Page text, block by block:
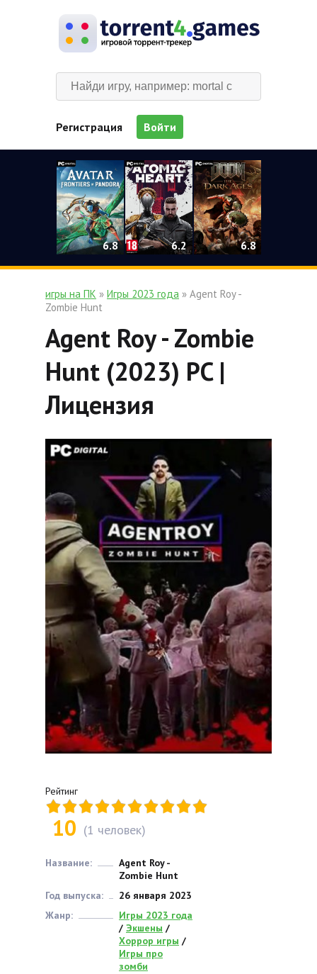
Регистрация Войти
6.8 6.2 6.8
игры на ПК » Игры 2023 года » Agent Roy -
Zombie Hunt
Agent Roy - Zombie
Hunt (2023) PC |
Лицензия
Рейтинг
10 (1 человек)
Название:
Agent Roy -
Zombie Hunt
Год выпуска:
26 января 2023
Жанр:
Игры 2023 года
/ Экшены /
Хоррор игры /
Игры про
зомби